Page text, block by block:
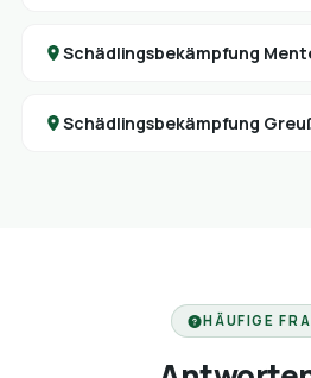
Schädlingsbekämpfung
Schädlingsbekämpfung
HÄUFIGE